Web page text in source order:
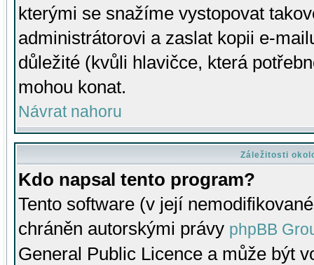
kterými se snažíme vystopovat
administrátorovi a zaslat kopii e-
důležité (kvůli hlavičce, která
mohou konat.
Návrat nahoru
Záležitosti
Kdo napsal tento program?
Tento software (v její
chráněn autorskými právy phpBB
General Public Licence a může být